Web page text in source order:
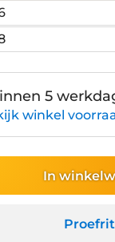
5
winkel
In